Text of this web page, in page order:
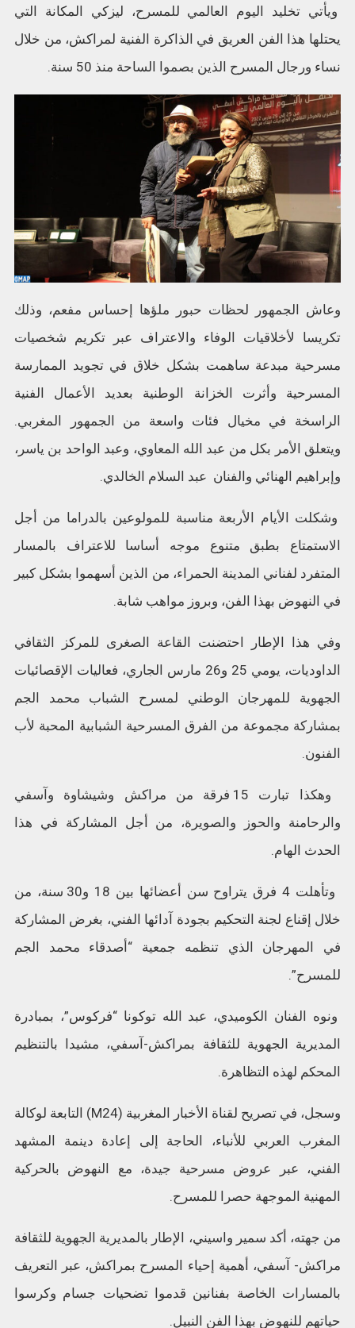
ويأتي تخليد اليوم العالمي للمسرح، ليزكي المكانة التي
يحتلها هذا الفن العريق في الذاكرة الفنية لمراكش، من خلال
نساء ورجال المسرح الذين بصموا الساحة منذ 50 سنة.
وعاش الجمهور لحظات حبور ملؤها إحساس مفعم، وذلك
تكريسا لأخلاقيات الوفاء والاعتراف عبر تكريم شخصيات
مسرحية مبدعة ساهمت بشكل خلاق في تجويد الممارسة
المسرحية وأثرت الخزانة الوطنية بعديد الأعمال الفنية
الراسخة في مخيال فئات واسعة من الجمهور المغربي.
ويتعلق الأمر بكل من عبد الله المعاوي، وعبد الواحد بن ياسر،
وإبراهيم الهنائي والفنان عبد السلام الخالدي.
وشكلت الأيام الأربعة مناسبة للمولوعين بالدراما من أجل
الاستمتاع بطبق متنوع موجه أساسا للاعتراف بالمسار
المتفرد لفناني المدينة الحمراء، من الذين أسهموا بشكل كبير
في النهوض بهذا الفن، وبروز مواهب شابة.
وفي هذا الإطار احتضنت القاعة الصغرى للمركز الثقافي
الداوديات، يومي 25 و26 مارس الجاري، فعاليات الإقصائيات
الجهوية للمهرجان الوطني لمسرح الشباب محمد الجم
بمشاركة مجموعة من الفرق المسرحية الشبابية المحبة لأب
الفنون.
وهكذا تبارت 15 فرقة من مراكش وشيشاوة وآسفي
والرحامنة والحوز والصويرة، من أجل المشاركة في هذا
الحدث الهام.
وتأهلت 4 فرق يتراوح سن أعضائها بين 18 و30 سنة، من
خلال إقناع لجنة التحكيم بجودة آدائها الفني، بغرض المشاركة
في المهرجان الذي تنظمه جمعية “أصدقاء محمد الجم
للمسرح”.
ونوه الفنان الكوميدي، عبد الله توكونا “فركوس”، بمبادرة
المديرية الجهوية للثقافة بمراكش-آسفي، مشيدا بالتنظيم
المحكم لهذه التظاهرة.
وسجل، في تصريح لقناة الأخبار المغربية (M24) التابعة لوكالة
المغرب العربي للأنباء، الحاجة إلى إعادة دينمة المشهد
الفني، عبر عروض مسرحية جيدة، مع النهوض بالحركية
المهنية الموجهة حصرا للمسرح.
من جهته، أكد سمير واسيني، الإطار بالمديرية الجهوية للثقافة
مراكش- آسفي، أهمية إحياء المسرح بمراكش، عبر التعريف
بالمسارات الخاصة بفنانين قدموا تضحيات جسام وكرسوا
حياتهم للنهوض بهذا الفن النبيل.